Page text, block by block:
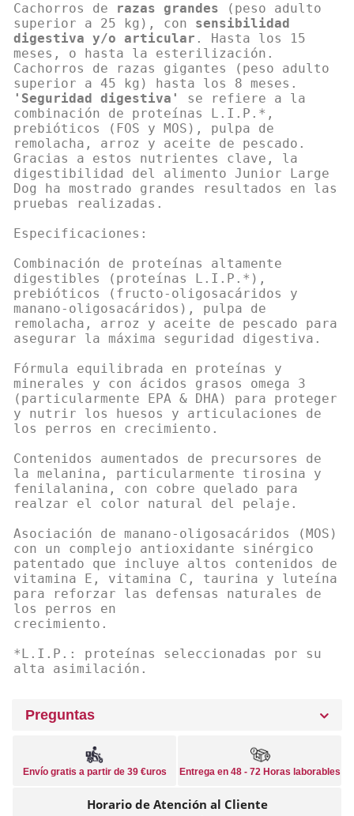
Cachorros de
razas grandes (peso adulto
superior a 25 kg), con sensibilidad
digestiva y/o articular . Hasta los 15
meses, o hasta la esterilización.
Cachorros de razas gigantes (peso adulto
superior a 45 kg) hasta los 8 meses.
'Seguridad digestiva'
se refiere a la
combinación de proteínas L.I.P.*,
prebióticos (FOS y MOS), pulpa de
remolacha, arroz y aceite de pescado.
Gracias a estos nutrientes clave, la
digestibilidad del alimento Junior Large
Dog ha mostrado grandes resultados en las
pruebas realizadas.
Especificaciones:
Combinación de proteínas altamente
digestibles (proteínas L.I.P.*),
prebióticos (fructo-oligosacáridos y
manano-oligosacáridos), pulpa de
remolacha, arroz y aceite de pescado para
asegurar la máxima seguridad digestiva.
Fórmula equilibrada en proteínas y
minerales y con ácidos grasos omega 3
(particularmente EPA & DHA) para proteger
y nutrir los huesos y articulaciones de
los perros en crecimiento.
Contenidos aumentados de precursores de
la melanina, particularmente tirosina y
fenilalanina, con cobre quelado para
realzar el color natural del pelaje.
Asociación de manano-oligosacáridos (MOS)
con un complejo antioxidante sinérgico
patentado que incluye altos contenidos de
vitamina E, vitamina C, taurina y luteína
para reforzar las defensas naturales de
los perros en
crecimiento.
*L.I.P.: proteínas seleccionadas por su
alta asimilación.
Preguntas
Envío gratis a partir de 39 €uros Entrega en 48 - 72 Horas laborables
Horario de Atención al Cliente